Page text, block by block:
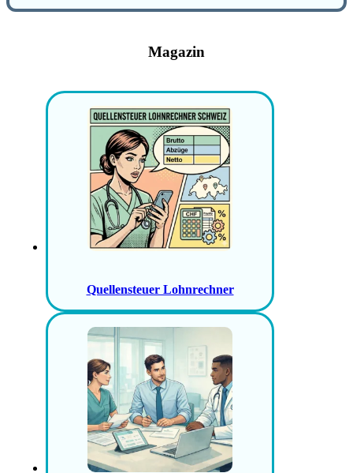
Magazin
Quellensteuer Lohnrechner